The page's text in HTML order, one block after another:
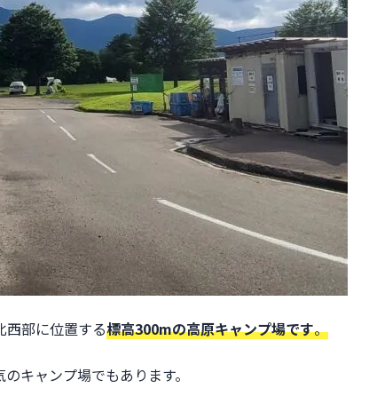
西部に位置する標高300mの高原キャンプ場です。
のキャンプ場でもあります。